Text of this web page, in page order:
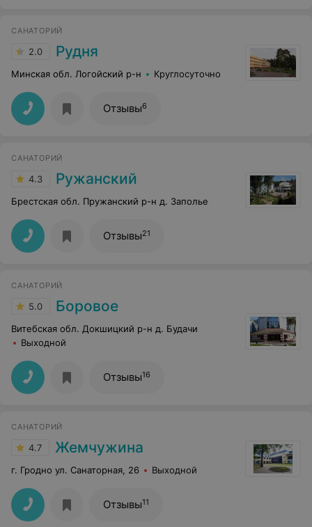
САНАТОРИЙ
2.0 Рудня
Минская обл. Логойский р-н Круглосуточно
Отзывы6
САНАТОРИЙ
4.3 Ружанский
Брестская обл. Пружанский р-н д. Заполье
Отзывы21
САНАТОРИЙ
5.0 Боровое
Витебская обл. Докшицкий р-н д. Будачи
Выходной
Отзывы16
САНАТОРИЙ
4.7 Жемчужина
г. Гродно ул. Санаторная, 26 Выходной
Отзывы11